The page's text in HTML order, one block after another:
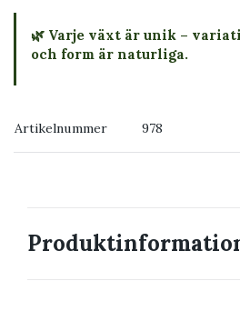
🌿 Varje växt är unik –
och form är naturliga.
Artikelnummer 978